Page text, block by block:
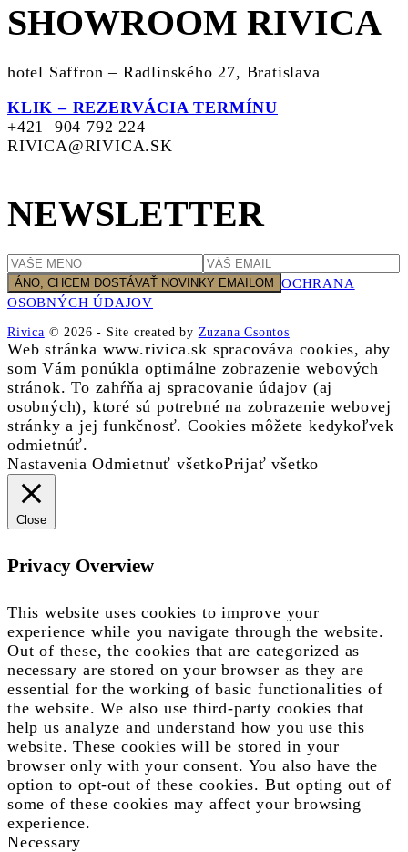
SHOWROOM RIVICA
hotel Saffron – Radlinského 27, Bratislava
KLIK – REZERVÁCIA TERMÍNU
+421 904 792 224
RIVICA@RIVICA.SK
NEWSLETTER
OCHRANA
OSOBNÝCH ÚDAJOV
Rivica © 2026- Site created by Zuzana Csontos
Web stránka www.rivica.sk spracováva cookies, aby
som Vám ponúkla optimálne zobrazenie webových
stránok. To zahŕňa aj spracovanie údajov (aj
osobných), ktoré sú potrebné na zobrazenie webovej
stránky a jej funkčnosť. Cookies môžete kedykoľvek
odmietnúť.
Nastavenia Odmietnuť všetkoPrijať všetko
Close
Privacy Overview
This website uses cookies to improve your
experience while you navigate through the website.
Out of these, the cookies that are categorized as
necessary are stored on your browser as they are
essential for the working of basic functionalities of
the website. We also use third-party cookies that
help us analyze and understand how you use this
website. These cookies will be stored in your
browser only with your consent. You also have the
option to opt-out of these cookies. But opting out of
some of these cookies may affect your browsing
experience.
Necessary